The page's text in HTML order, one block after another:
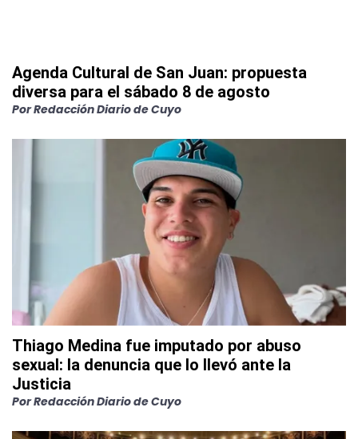
Agenda Cultural de San Juan: propuesta
diversa para el sábado 8 de agosto
PorRedacción Diario de Cuyo
Thiago Medina fue imputado por abuso
sexual: la denuncia que lo llevó ante la
Justicia
PorRedacción Diario de Cuyo